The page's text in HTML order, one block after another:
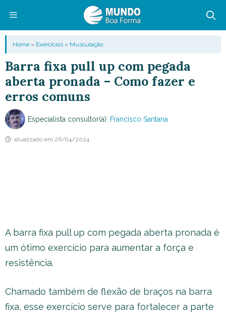
conteúdo
Menu
Home » Exercícios » Musculação
Barra fixa pull up com pegada
aberta pronada – Como fazer e
erros comuns
Especialista consultor(a): Francisco Santana
atualizado em 26/04/2024
A barra fixa pull up com pegada aberta pronada é
um ótimo exercício para aumentar a força e
resistência.
Chamado também de flexão de braços na barra
fixa, esse exercício serve para fortalecer a parte